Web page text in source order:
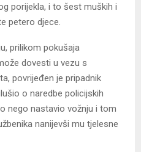
porijekla, i to šest muških i
petero djece.
prilikom pokušaja
dovesti u vezu s
povrijeđen je pripadnik
o naredbe policijskih
nego nastavio vožnju i tom
nanijevši mu tjelesne